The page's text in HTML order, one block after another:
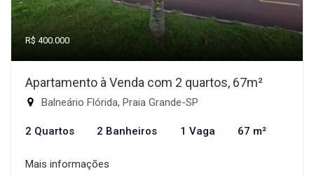
R$ 400.000
Apartamento à Venda com 2 quartos, 67m²
Balneário Flórida, Praia Grande-SP
2 Quartos 2 Banheiros 1 Vaga 67 m²
Mais informações